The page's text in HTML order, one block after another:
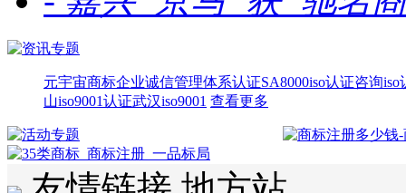
元宇宙商标企业诚信管理体系认证SA8000iso认证咨询iso
山iso9001认证武汉iso9001 查看更多